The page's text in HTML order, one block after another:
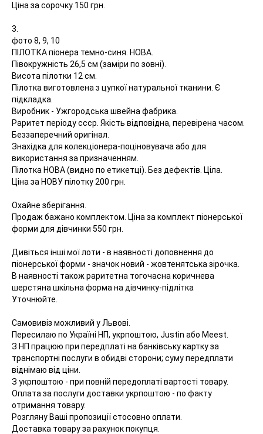
Ціна за сорочку 150 грн.
3.
фото 8, 9, 10
ПІЛОТКА піонера темно-синя. НОВА.
Півокружність 26,5 см (заміри по зовні).
Висота пілотки 12 см.
Пілотка виготовлена з цупкої натуральної тканини. Є
підкладка.
Виробник - Ужгородська швейна фабрика.
Раритет періоду ссср. Якість відповідна, перевірена часом.
Беззаперечний оригінал.
Знахідка для колекціонера-поціновувача або для
використання за призначенням.
Пілотка НОВА (видно по етикетці). Без дефектів. Ціла.
Ціна за НОВУ пілотку 200 грн.
Охайне зберігання.
Продаж бажано комплектом. Ціна за комплект піонерської
форми для дівчинки 550 грн.
Дивіться інші мої лоти - в наявності доповнення до
піонерської форми - значок новий - жовтенятська зірочка.
В наявності також раритетна тогочасна коричнева
шерстяна шкільна форма на дівчинку-підлітка
Уточнюйте.
Самовивіз можливий у Львові.
Пересилаю по Україні НП, укрпоштою, Justin або Meest.
З НП працюю при передплаті на банківську картку за
транспортні послуги в обидві сторони; суму передплати
віднімаю від ціни.
З укрпоштою - при повній передоплаті вартості товару.
Оплата за послуги доставки укрпоштою - по факту
отримання товару.
Розгляну Ваші пропозиції стосовно оплати.
Доставка товару за рахунок покупця.